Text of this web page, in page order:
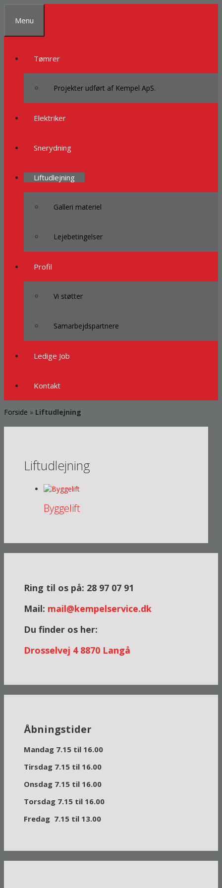
Menu
Tømrer
Projekter udført af Kempel ApS.
Elektriker
Snerydning
Liftudlejning
Galleri materiel
Lejebetingelser
Profil
Vi støtter
Samarbejdspartnere
Ledige Job
Kontakt
Forside » Liftudlejning
Liftudlejning
Byggelift
Ring til os på: 28 97 07 91
Mail: mail@kempelservice.dk
Du finder os her:
Drosselvej 48870 Langå
Åbningstider
Mandag 7.15 til 16.00
Tirsdag 7.15 til 16.00
Onsdag 7.15 til 16.00
Torsdag 7.15 til 16.00
Fredag 7.15 til 13.00